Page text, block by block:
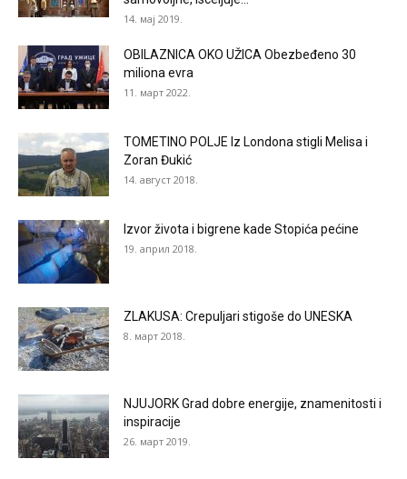
14. мај 2019.
OBILAZNICA OKO UŽICA Obezbeđeno 30
miliona evra
11. март 2022.
TOMETINO POLJE Iz Londona stigli Melisa i
Zoran Đukić
14. август 2018.
Izvor života i bigrene kade Stopića pećine
19. април 2018.
ZLAKUSA: Crepuljari stigoše do UNESKA
8. март 2018.
NJUJORK Grad dobre energije, znamenitosti i
inspiracije
26. март 2019.